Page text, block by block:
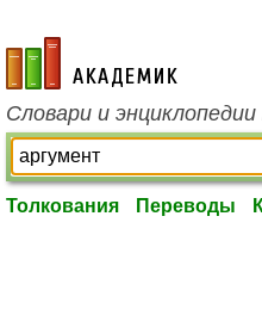
academic.ru
Словари и
Толкования Переводы